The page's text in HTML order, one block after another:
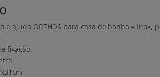
à
parede
e ajuda ORTHOS para casa de banho – inox,
fixação.